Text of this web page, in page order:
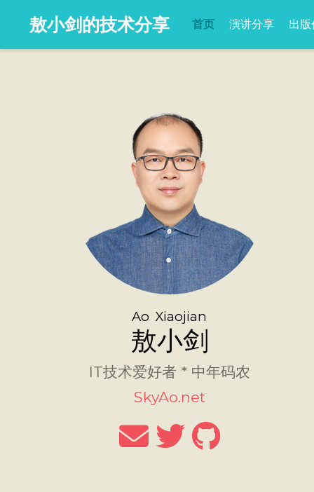
敖小剑的技术分享 首页 演讲分享 出版
敖小剑
Ao Xiaojian
IT技术爱好者 * 中年码农
SkyAo.net